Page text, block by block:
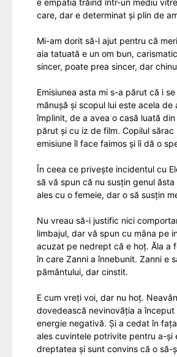
e empatia trăind într-un mediu
care, dar e determinat și plin de
Mi-am dorit să-l ajut pentru că
aia tatuată e un om bun,
sincer, poate prea sincer, dar
Emisiunea asta mi s-a părut că i
mănușă și scopul lui este acela de
împlinit, de a avea o casă luată
părut și cu iz de film. Copilul sărac
emisiune îl face faimos și îi dă o
În ceea ce privește incidentul cu
să vă spun că nu susțin genul
ales cu o femeie, dar o să susțin
Nu vreau să-i justific nici
limbajul, dar vă spun cu mâna pe
acuzat pe nedrept că e hoț. Ăla a
în care Zanni a înnebunit. Zanni e
pământului, dar cinstit.
E cum vreți voi, dar nu hoț.
dovedească nevinovăția a început
energie negativă. Și a cedat în
ales cuvintele potrivite pentru a-și
dreptatea și sunt convins că o să-